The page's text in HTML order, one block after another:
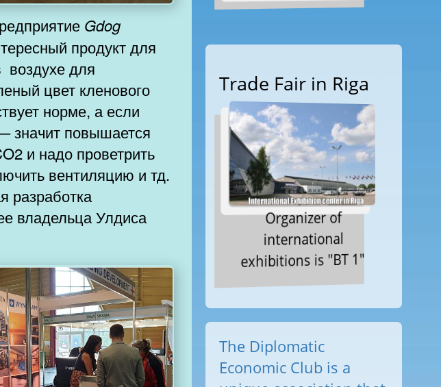
Gdog
продукт для
воздухе для
цвет кленового
норме, а если
значит повышается
и надо проветрить
вентиляцию и тд.
разработка
владельца Улдиса
Trade Fair in Riga
Organizer of
international
exhibitions is "BT 1"
The Diplomatic
Economic Club is a